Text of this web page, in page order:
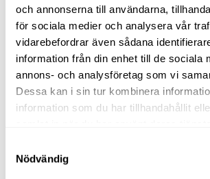
och annonserna till användarna,
för sociala medier och analysera vår
vidarebefordrar även sådana
information från din enhet till de sociala
annons- och analysföretag som vi
Dessa kan i sin tur kombinera
information som du har tillhandahållit
Nödvändig
teak. mm. Med reservation för
Användning
Passagerare6
Sovplatser 2
MotorMercruiser 4,3 l, V6